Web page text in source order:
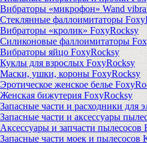
Вибраторы «микрофон» Wand
Стеклянные фаллоимитаторы
Вибраторы «кролик» FoxyRocksy
Силиконовые фаллоимитаторы
Вибраторы яйцо FoxyRocksy
Куклы для взрослых FoxyRocksy
Маски, ушки, короны FoxyRocksy
Эротическое женское белье
Женская бижутерия FoxyRocksy
Запасные части и расходники для
Запасные части и аксессуары
Аксессуары и запчасти пылесосов
Запасные части моек и пылесосов